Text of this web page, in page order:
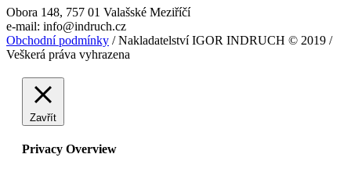
Obora 148, 757 01 Valašské Meziříčí
e-mail: info@indruch.cz
Obchodní podmínky / Nakladatelství IGOR INDRUCH © 2019 /
Veškerá práva vyhrazena
Zavřít
Privacy Overview